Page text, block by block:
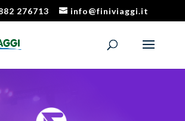
276713 info@finiviaggi.it